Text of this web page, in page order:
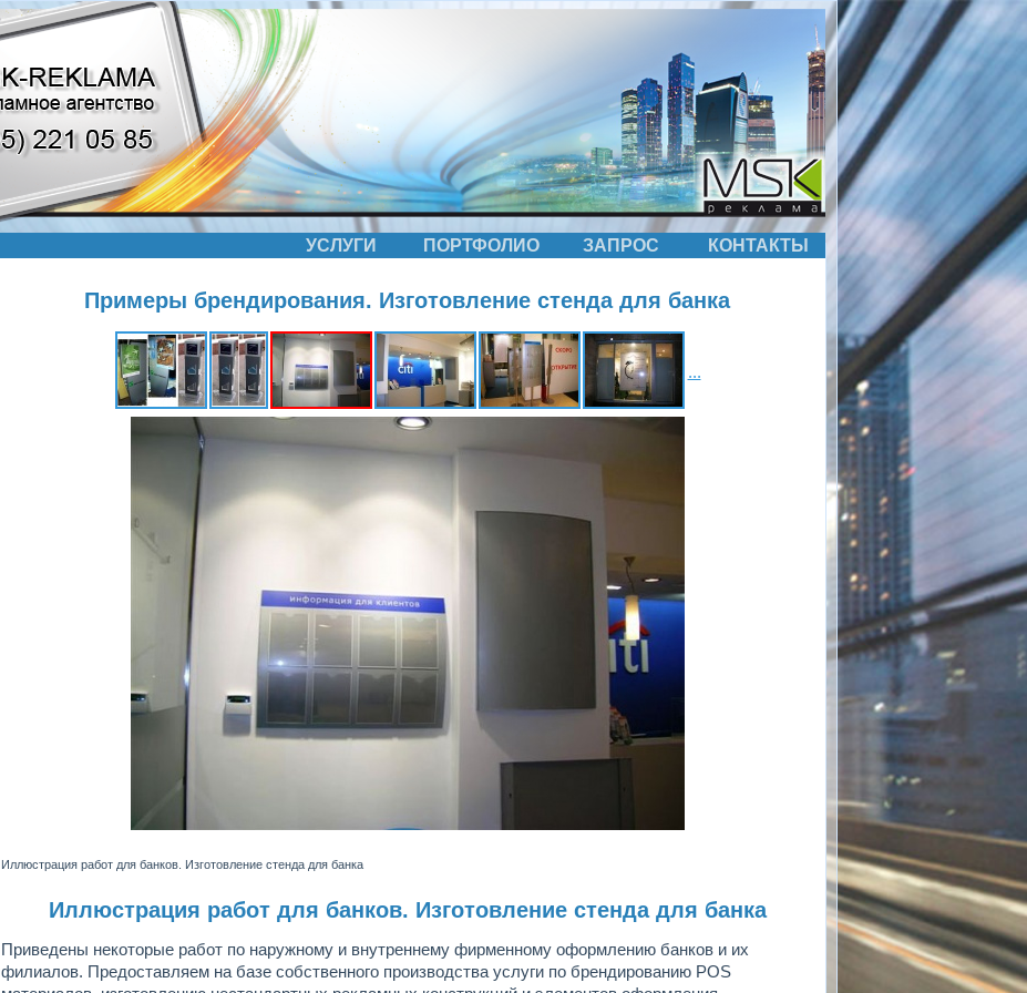
УСЛУГИ ПОРТФОЛИО ЗАПРОС КОНТАКТЫ
Примеры брендирования. Изготовление стенда для банка
...
Иллюстрация работ для банков. Изготовление стенда для банка
Иллюстрация работ для банков. Изготовление стенда для банка
Приведены некоторые работ по наружному и внутреннему фирменному оформлению банков и их
филиалов. Предоставляем на базе собственного производства услуги по брендированию POS